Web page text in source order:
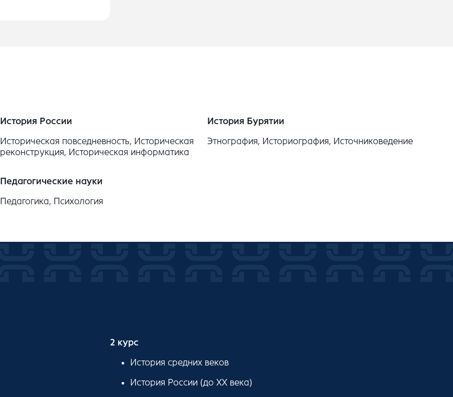
История России
Историческая повседневность, Историческая
реконструкция, Историческая информатика
История Бурятии
Этнография, Историография, Источниковедение
Педагогические науки
Педагогика, Психология
2 курс
История средних веков
История России (до ХХ века)